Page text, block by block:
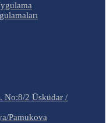
No:8/2 Üsküdar /
Pamukova